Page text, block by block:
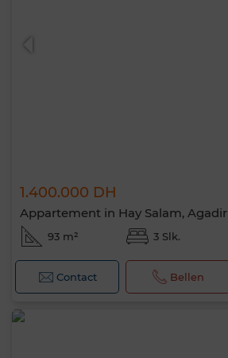
1.400.000 DH
Appartement in Hay Salam, Agadir
93 m² 3 Slk.
Contact Bellen